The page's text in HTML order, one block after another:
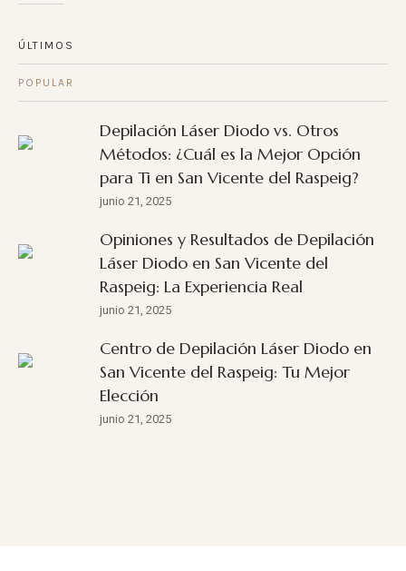
ÚLTIMOS
POPULAR
Depilación Láser Diodo vs. Otros
Métodos: ¿Cuál es la Mejor Opción
para Ti en San Vicente del Raspeig?
junio 21, 2025
Opiniones y Resultados de Depilación
Láser Diodo en San Vicente del
Raspeig: La Experiencia Real
junio 21, 2025
Centro de Depilación Láser Diodo en
San Vicente del Raspeig: Tu Mejor
Elección
junio 21, 2025